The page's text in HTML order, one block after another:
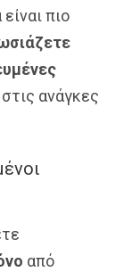
πιο
ανάγκες
από